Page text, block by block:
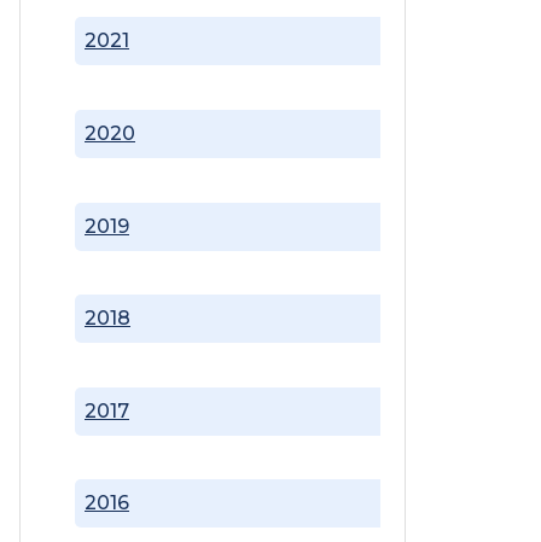
2016
2017
2018
2019
2020
2021